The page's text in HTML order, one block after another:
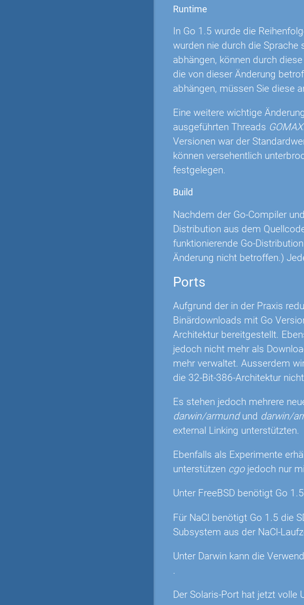
Runtime
In Go 1.5 wurde die
wurden nie durch die
abhängen, können durch
die von dieser Änderung
abhängen, müssen Sie diese
Eine weitere wichtige
ausgeführten Threads
Versionen war der
können versehentlich
festgelegen.
Build
Nachdem der Go-Compiler
Distribution aus dem
funktionierende Go-
Änderung nicht betroffen.)
Ports
Aufgrund der in der Praxis
Binärdownloads mit Go
Architektur bereitgestellt.
jedoch nicht mehr als
mehr verwaltet. Ausserdem
die 32-Bit-386-Architektur
Es stehen jedoch mehrere
darwin/armundund darwin/
external Linking unterstützten.
Ebenfalls als Experimente
unterstützen cgojedoch nur
Unter FreeBSD benötigt Go
Für NaCl benötigt Go 1.5 die
Subsystem aus der NaCl-
Unter Darwin kann die
.
Der Solaris-Port hat jetzt volle